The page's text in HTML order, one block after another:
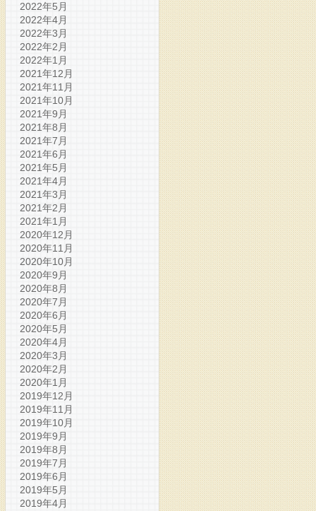
2022年5月
2022年4月
2022年3月
2022年2月
2022年1月
2021年12月
2021年11月
2021年10月
2021年9月
2021年8月
2021年7月
2021年6月
2021年5月
2021年4月
2021年3月
2021年2月
2021年1月
2020年12月
2020年11月
2020年10月
2020年9月
2020年8月
2020年7月
2020年6月
2020年5月
2020年4月
2020年3月
2020年2月
2020年1月
2019年12月
2019年11月
2019年10月
2019年9月
2019年8月
2019年7月
2019年6月
2019年5月
2019年4月